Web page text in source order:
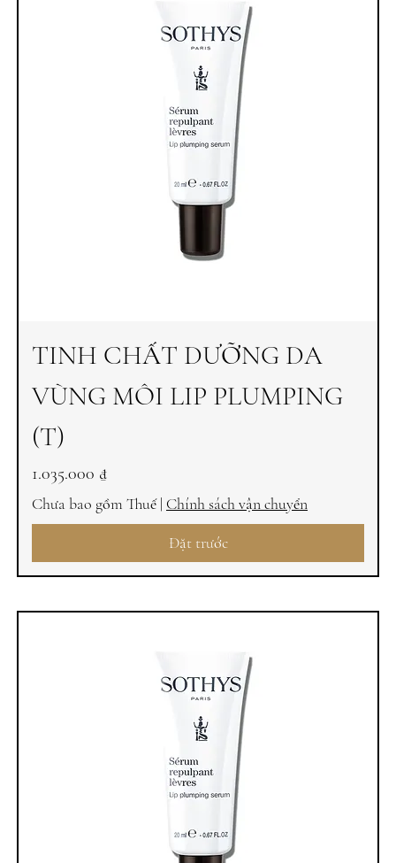
TINH CHẤT DƯỠNG DA
VÙNG MÔI LIP PLUMPING
(T)
Giá
1.035.000 ₫
Chưa bao gồm Thuế| Chính sách vận chuyển
Đặt trước